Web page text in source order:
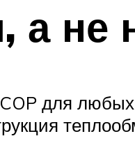
а не
для любых